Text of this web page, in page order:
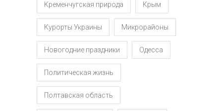
Кременчугская природа Крым
Курорты Украины Микрорайоны
Новогодние праздники Одесса
Политическая жизнь
Полтавская область